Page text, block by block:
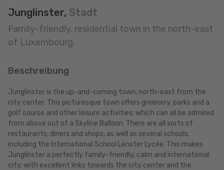
Junglinster, Stadt
Family-friendly, residential town in the north-east
of Luxembourg.
Beschreibung
Junglinster is the up-and-coming town, north-east from the
city center. This picturesque town offers greenery, parks and a
golf course and other leisure activities; which can all be admired
from above out of a Skyline Balloon. There are all sorts of
restaurants, diners and shops, as well as several schools,
including the International School Lënster Lycée. This makes
Junglinster a perfectly family-friendly, calm and international
city, with excellent links towards the city center and the